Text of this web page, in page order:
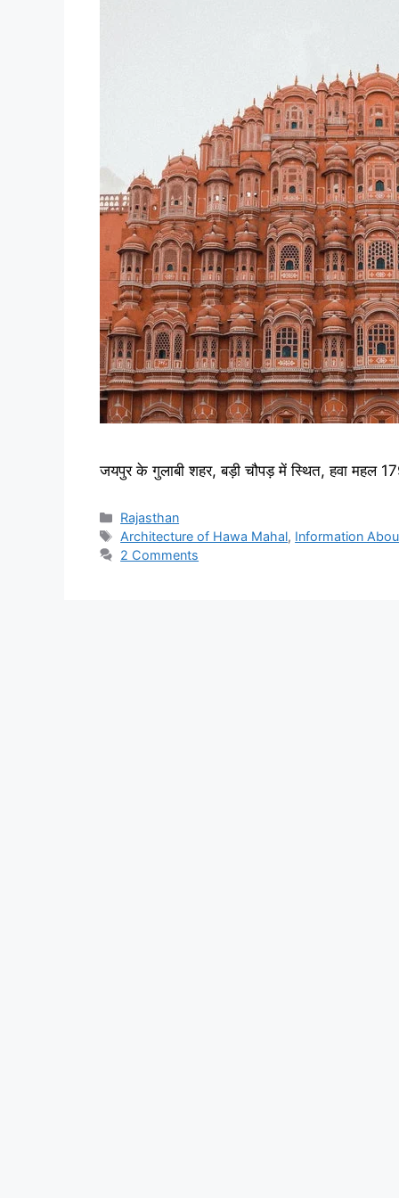
जयपुर के गुलाबी शहर, बड़ी चौपड़ में स्थित, हवा
Categories
Rajasthan
Tags
Architecture of Hawa Mahal, Information
2 Comments